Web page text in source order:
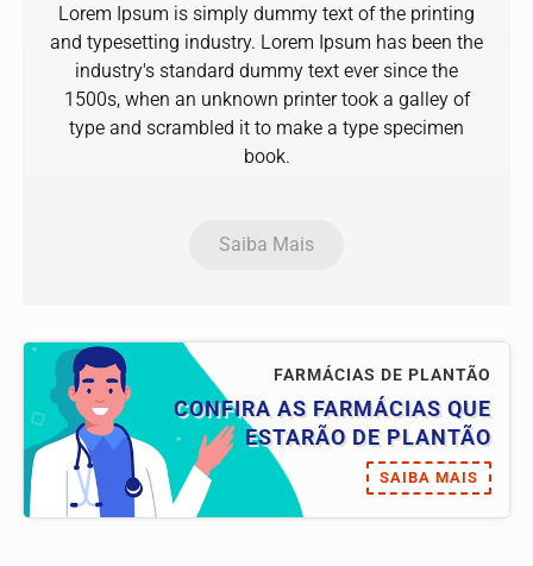
Lorem Ipsum is simply dummy text of the printing
and typesetting industry. Lorem Ipsum has been the
industry's standard dummy text ever since the
1500s, when an unknown printer took a galley of
type and scrambled it to make a type specimen
book.
Saiba Mais
FARMÁCIAS DE PLANTÃO
CONFIRA AS FARMÁCIAS QUE
ESTARÃO DE PLANTÃO
SAIBA MAIS